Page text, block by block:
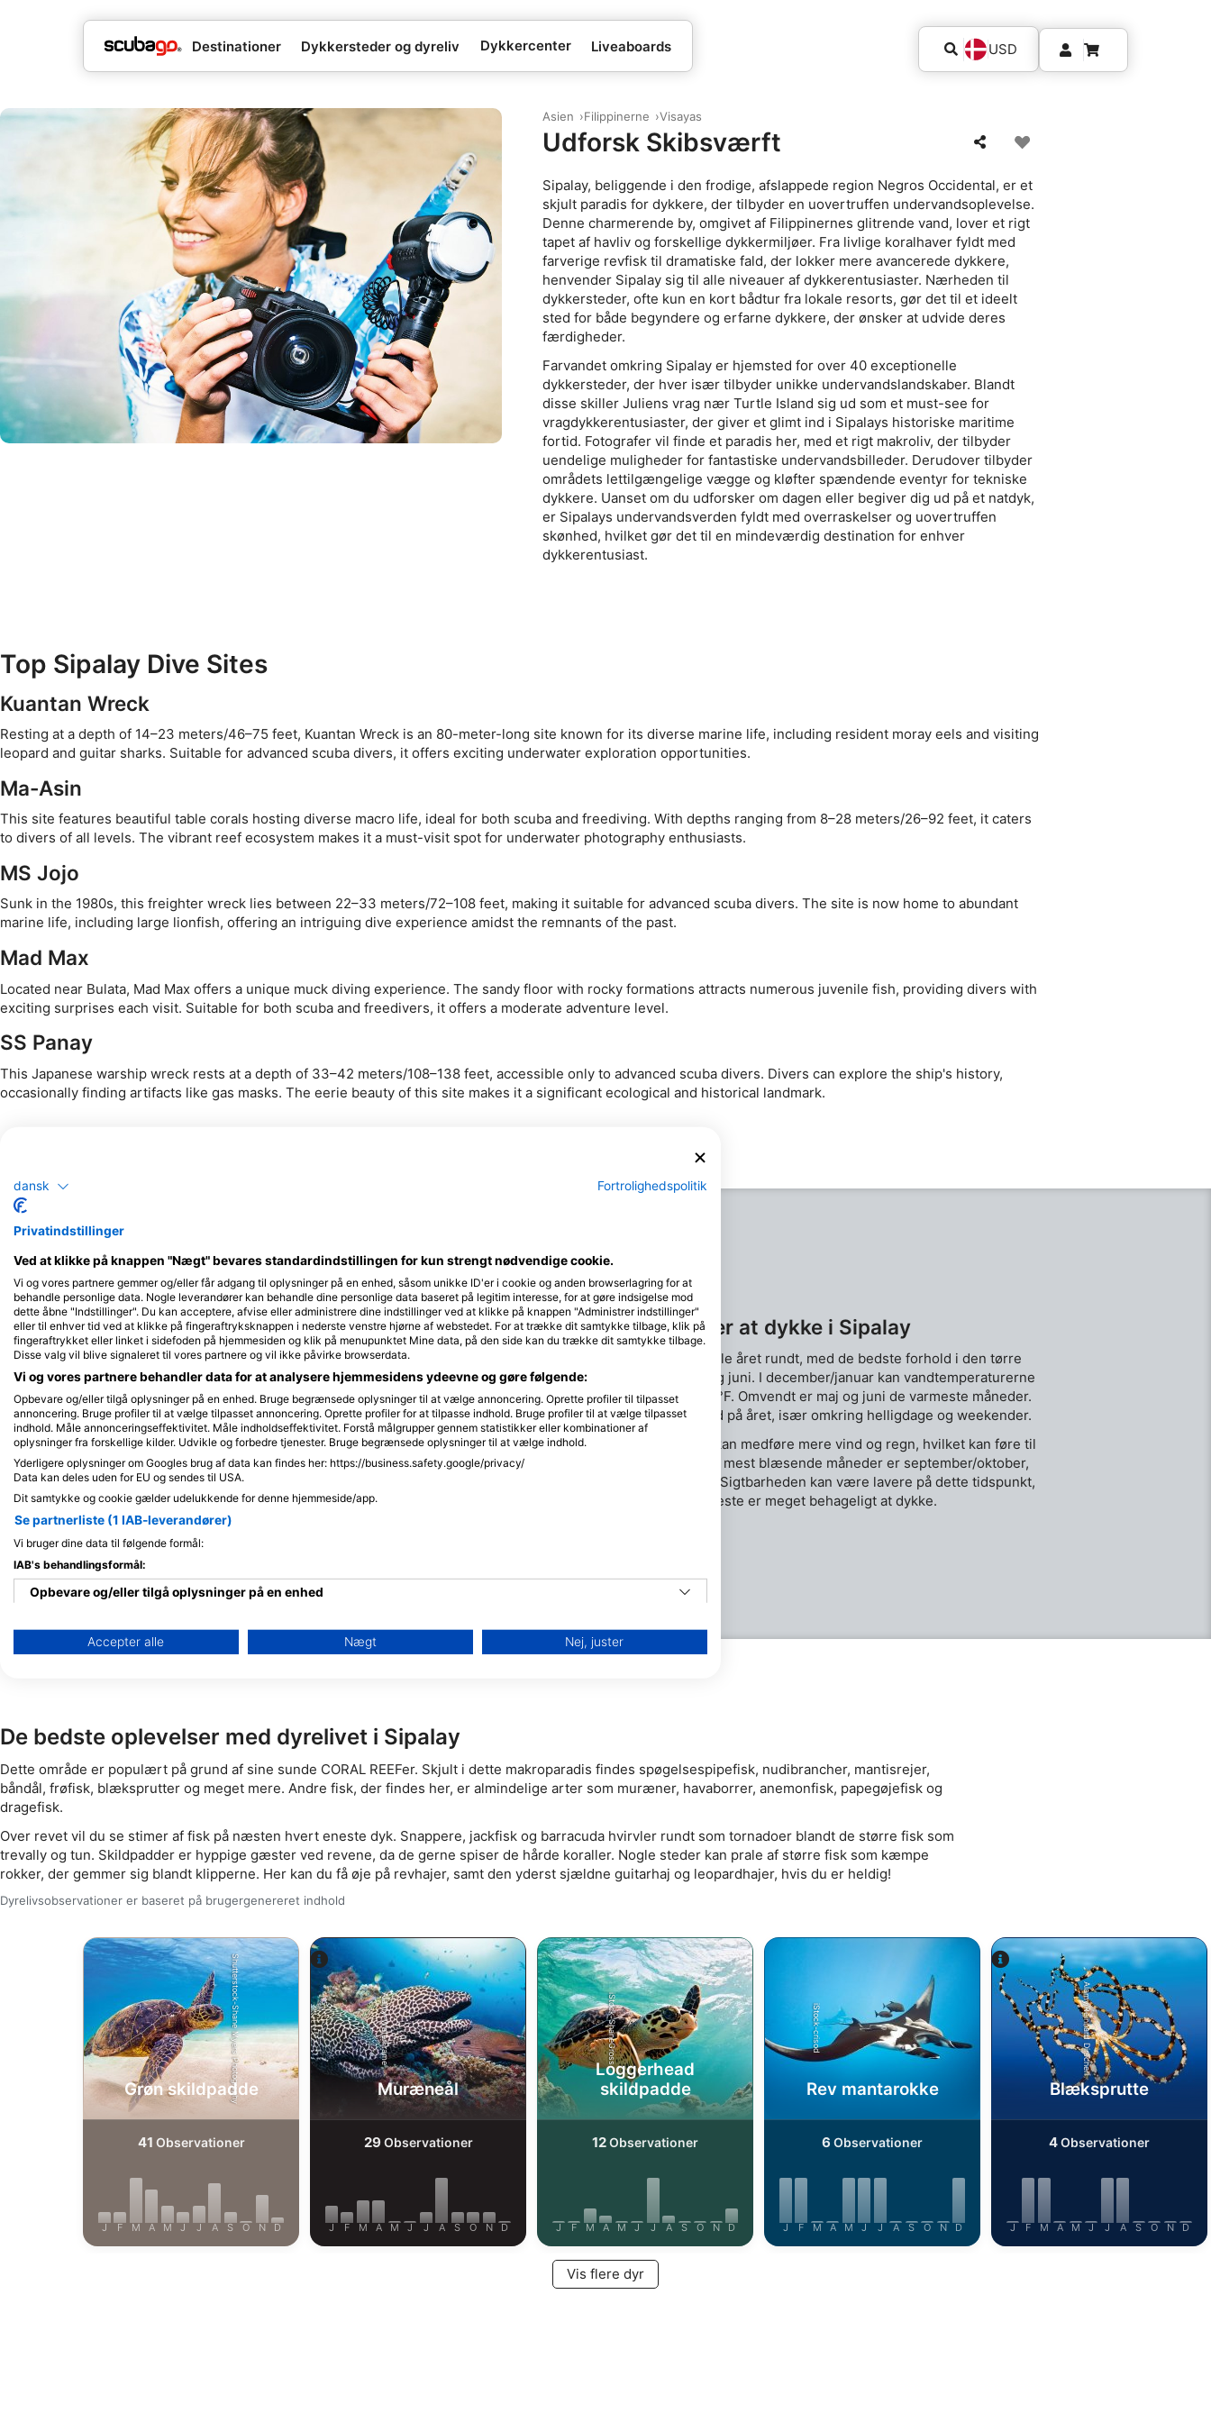
Destinationer Dykkersteder og dyreliv Dykkercenter Liveaboards USD
Asien Filippinerne Visayas
Udforsk Skibsværft
Sipalay, beliggende i den frodige, afslappede region Negros Occidental, er et
skjult paradis for dykkere, der tilbyder en uovertruffen undervandsoplevelse.
Denne charmerende by, omgivet af Filippinernes glitrende vand, lover et rigt
tapet af havliv og forskellige dykkermiljøer. Fra livlige koralhaver fyldt med
farverige revfisk til dramatiske fald, der lokker mere avancerede dykkere,
henvender Sipalay sig til alle niveauer af dykkerentusiaster. Nærheden til
dykkersteder, ofte kun en kort bådtur fra lokale resorts, gør det til et ideelt
sted for både begyndere og erfarne dykkere, der ønsker at udvide deres
færdigheder.
Farvandet omkring Sipalay er hjemsted for over 40 exceptionelle
dykkersteder, der hver især tilbyder unikke undervandslandskaber. Blandt
disse skiller Juliens vrag nær Turtle Island sig ud som et must-see for
vragdykkerentusiaster, der giver et glimt ind i Sipalays historiske maritime
fortid. Fotografer vil finde et paradis her, med et rigt makroliv, der tilbyder
uendelige muligheder for fantastiske undervandsbilleder. Derudover tilbyder
områdets lettilgængelige vægge og kløfter spændende eventyr for tekniske
dykkere. Uanset om du udforsker om dagen eller begiver dig ud på et natdyk,
er Sipalays undervandsverden fyldt med overraskelser og uovertruffen
skønhed, hvilket gør det til en mindeværdig destination for enhver
dykkerentusiast.
Top Sipalay Dive Sites
Kuantan Wreck
Resting at a depth of 14–23 meters/46–75 feet, Kuantan Wreck is an 80-meter-long site known for its diverse marine life, including resident moray eels and visiting
leopard and guitar sharks. Suitable for advanced scuba divers, it offers exciting underwater exploration opportunities.
Ma-Asin
This site features beautiful table corals hosting diverse macro life, ideal for both scuba and freediving. With depths ranging from 8–28 meters/26–92 feet, it caters
to divers of all levels. The vibrant reef ecosystem makes it a must-visit spot for underwater photography enthusiasts.
MS Jojo
Sunk in the 1980s, this freighter wreck lies between 22–33 meters/72–108 feet, making it suitable for advanced scuba divers. The site is now home to abundant
marine life, including large lionfish, offering an intriguing dive experience amidst the remnants of the past.
Mad Max
Located near Bulata, Mad Max offers a unique muck diving experience. The sandy floor with rocky formations attracts numerous juvenile fish, providing divers with
exciting surprises each visit. Suitable for both scuba and freedivers, it offers a moderate adventure level.
SS Panay
This Japanese warship wreck rests at a depth of 33–42 meters/108–138 feet, accessible only to advanced scuba divers. Divers can explore the ship's history,
occasionally finding artifacts like gas masks. The eerie beauty of this site makes it a significant ecological and historical landmark.
De bedste måneder at dykke i Sipalay
Dykning i Sipalay er godt hele året rundt, med de bedste forhold i den tørre
sæson mellem december og juni. I december/januar kan vandtemperaturerne
falde til helt ned til 25°C/77°F. Omvendt er maj og juni de varmeste måneder.
Det er også den travleste tid på året, især omkring helligdage og weekender.
Regntiden (juli-november) kan medføre mere vind og regn, hvilket kan føre til
mere barske havforhold. De mest blæsende måneder er september/oktober,
hvor der er fare for tyfoner. Sigtbarheden kan være lavere på dette tidspunkt,
selvom det stadig for det meste er meget behageligt at dykke.
De bedste oplevelser med dyrelivet i Sipalay
Dette område er populært på grund af sine sunde CORAL REEFer. Skjult i dette makroparadis findes spøgelsespipefisk, nudibrancher, mantisrejer,
båndål, frøfisk, blæksprutter og meget mere. Andre fisk, der findes her, er almindelige arter som muræner, havaborrer, anemonfisk, papegøjefisk og
dragefisk.
Over revet vil du se stimer af fisk på næsten hvert eneste dyk. Snappere, jackfisk og barracuda hvirvler rundt som tornadoer blandt de større fisk som
trevally og tun. Skildpadder er hyppige gæster ved revene, da de gerne spiser de hårde koraller. Nogle steder kan prale af større fisk som kæmpe
rokker, der gemmer sig blandt klipperne. Her kan du få øje på revhajer, samt den yderst sjældne guitarhaj og leopardhajer, hvis du er heldig!
Dyrelivsobservationer er baseret på brugergenereret indhold
Shutterstock-Shane Myers Photography
Grøn skildpadde
41 Observationer
J F M A M J J A S O N D
Alamy-WaterFrame
Muræneål
29Observationer
J F M A M J J A S O N D
iStock-ShaneGross
Loggerhead
skildpadde
12Observationer
J F M A M J J A S O N D
iStock-crisod
Rev mantarokke
6 Observationer
J F M A M J J A S O N D
Alamy/Reinhard Dirscherl
Blæksprutte
4Observationer
J F M A M J J A S O N D
Vis flere dyr
dansk Fortrolighedspolitik
Privatindstillinger
Ved at klikke på knappen "Nægt" bevares standardindstillingen for kun strengt nødvendige cookie.
Vi og vores partnere gemmer og/eller får adgang til oplysninger på en enhed, såsom unikke ID'er i cookie og anden browserlagring for at
behandle personlige data. Nogle leverandører kan behandle dine personlige data baseret på legitim interesse, for at gøre indsigelse mod
dette åbne "Indstillinger". Du kan acceptere, afvise eller administrere dine indstillinger ved at klikke på knappen "Administrer indstillinger"
eller til enhver tid ved at klikke på fingeraftryksknappen i nederste venstre hjørne af webstedet. For at trække dit samtykke tilbage, klik på
fingeraftrykket eller linket i sidefoden på hjemmesiden og klik på menupunktet Mine data, på den side kan du trække dit samtykke tilbage.
Disse valg vil blive signaleret til vores partnere og vil ikke påvirke browserdata.
Vi og vores partnere behandler data for at analysere hjemmesidens ydeevne og gøre følgende:
Opbevare og/eller tilgå oplysninger på en enhed. Bruge begrænsede oplysninger til at vælge annoncering. Oprette profiler til tilpasset
annoncering. Bruge profiler til at vælge tilpasset annoncering. Oprette profiler for at tilpasse indhold. Bruge profiler til at vælge tilpasset
indhold. Måle annonceringseffektivitet. Måle indholdseffektivitet. Forstå målgrupper gennem statistikker eller kombinationer af
oplysninger fra forskellige kilder. Udvikle og forbedre tjenester. Bruge begrænsede oplysninger til at vælge indhold.
Yderligere oplysninger om Googles brug af data kan findes her: https://business.safety.google/privacy/
Data kan deles uden for EU og sendes til USA.
Dit samtykke og cookie gælder udelukkende for denne hjemmeside/app.
Se partnerliste (1 IAB-leverandører)
Vi bruger dine data til følgende formål:
IAB's behandlingsformål:
Opbevare og/eller tilgå oplysninger på en enhed
Bruge begrænsede oplysninger til at vælge annoncering
Oprette profiler for at tilpasse indhold
Bruge profiler til at vælge tilpasset indhold
Måle annonceringseffektivitet
Måle indholdseffektivitet
kilder
Udvikle og forbedre tjenester
Bruge begrænsede oplysninger til at vælge indhold
IAB Special Features:
Bruge præcise geografiske placeringsoplysninger
Identificere enheder baseret på aktivt anmodede oplysninger
Ikke-IAB-behandlingsformål:
Annoncering / marketing
Accepter alle Nægt Nej, juster